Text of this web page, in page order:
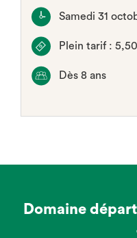
Samedi 31
Plein tarif :
Dès 8 ans
Domaine